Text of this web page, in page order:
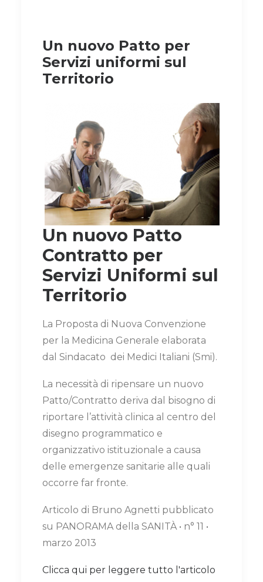
Un nuovo Patto per
Servizi uniformi sul
Territorio
Un nuovo Patto
Contratto per
Servizi Uniformi sul
Territorio
La Proposta di Nuova Convenzione
per la Medicina Generale elaborata
dal Sindacato dei Medici Italiani (Smi).
La necessità di ripensare un nuovo
Patto/Contratto deriva dal bisogno di
riportare l’attività clinica al centro del
disegno programmatico e
organizzativo istituzionale a causa
delle emergenze sanitarie alle quali
occorre far fronte.
Articolo di Bruno Agnetti pubblicato
su PANORAMA della SANITÀ • n° 11 •
marzo 2013
Clicca qui per leggere tutto l'articolo